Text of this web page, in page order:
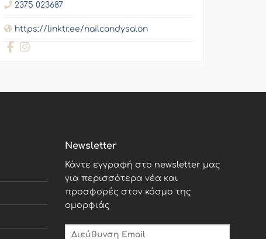
2375 023687
https://linktr.ee/nailcandysalon
Newsletter
Κάντε εγγραφή στο newsletter μας
για περισσότερα νέα και
προσφορές στον κόσμο της
ομορφιάς